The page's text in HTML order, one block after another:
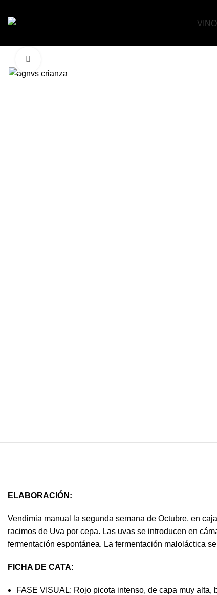
ELABORACIÓN:
Vendimia manual la segunda semana de Octubre, en
racimos de Uva por cepa. Las uvas se introducen en
fermentación espontánea. La fermentación maloláctica
FICHA DE CATA:
FASE VISUAL: Rojo picota intenso, de capa muy alta,